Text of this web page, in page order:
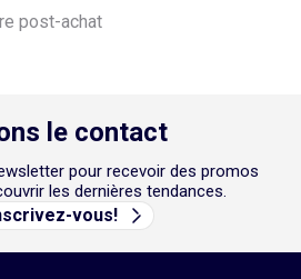
post-achat
le contact
pour recevoir des promos
les dernières tendances.
vous!